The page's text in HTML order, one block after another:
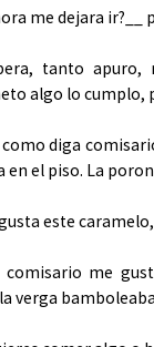
me dejara
tanto
algo lo
como diga
en el piso. La
gusta este
comisario me
verga